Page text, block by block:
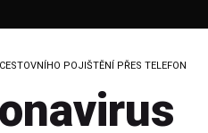
POJIŠTĚNÍ PŘES TELEFON